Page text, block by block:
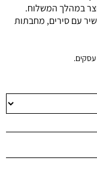
במהלך המשלוח.
עם סירים, מחבתות